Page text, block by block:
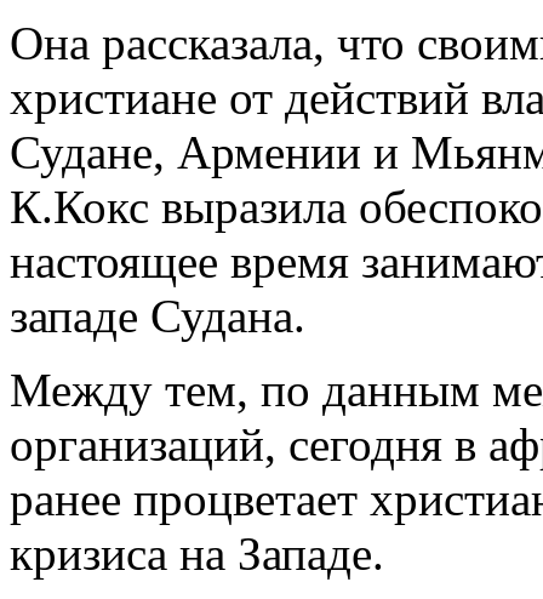
Она рассказала, что
христиане от действий
Судане, Армении и
К.Кокс выразила
настоящее время
западе Судана.
Между тем, по данным
организаций, сегодня в
ранее процветает
кризиса на Западе.